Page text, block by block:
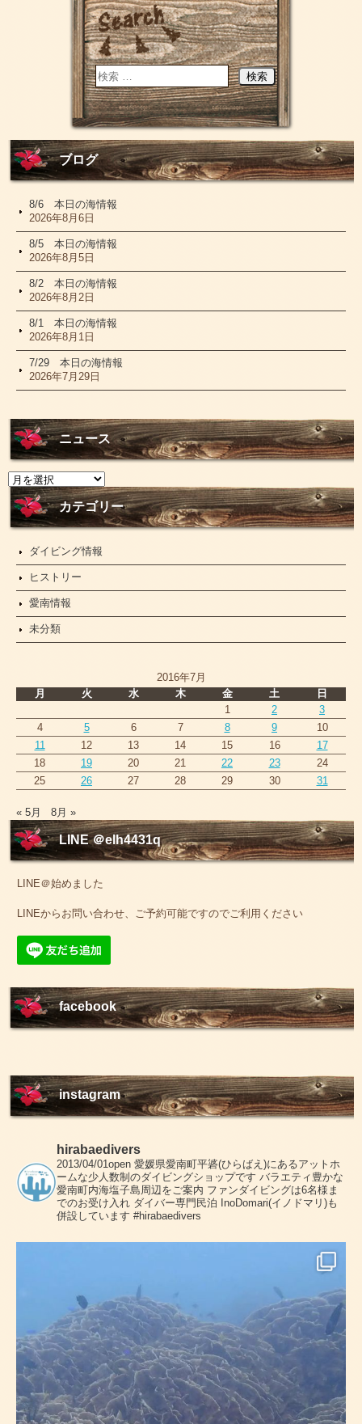
ブログ
8/6 本日の海情報
2026年8月6日
8/5 本日の海情報
2026年8月5日
8/2 本日の海情報
2026年8月2日
8/1 本日の海情報
2026年8月1日
7/29 本日の海情報
2026年7月29日
ニュース
ニ
ュ
ー
カテゴリー
ダイビング情報
ヒストリー
愛南情報
未分類
2016年7月
月
火 水 木 金 土
日
1
2
3
4
5 6 7 8 9
10
11
12 13 14 15 16
17
18
19 20 21 22 23
24
25
26 27 28 29 30 31
« 5月 8月 »
LINE ＠elh4431q
LINE＠始めました
LINEからお問い合わせ、ご予約可能ですのでご利用ください
facebook
instagram
hirabaedivers
2013/04/01open 愛媛県愛南町平碆(ひらばえ)にあるアットホ
ームな少人数制のダイビングショップです バラエティ豊かな
愛南町内海塩子島周辺をご案内 ファンダイビングは6名様ま
でのお受け入れ ダイバー専門民泊 InoDomari(イノドマリ)も
併設しています #hirabaedivers